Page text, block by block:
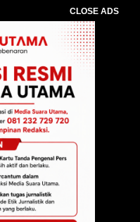
CLOSE ADS